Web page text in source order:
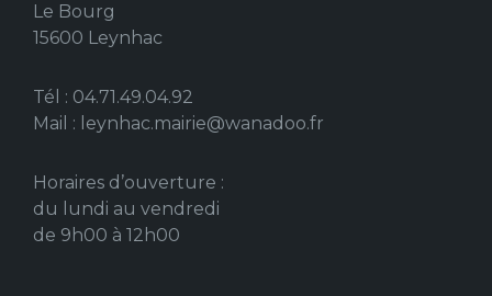
Le Bourg
15600 Leynhac
Tél : 04.71.49.04.92
Mail : leynhac.mairie@wanadoo.fr
Horaires d’ouverture :
du lundi au vendredi
de 9h00 à 12h00